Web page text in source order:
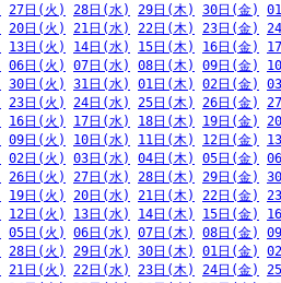
27日(火) 28日(水) 29日(木) 30日(金)
20日(火) 21日(水) 22日(木) 23日(金)
13日(火) 14日(水) 15日(木) 16日(金)
06日(火) 07日(水) 08日(木) 09日(金)
30日(火) 31日(水) 01日(木) 02日(金)
23日(火) 24日(水) 25日(木) 26日(金)
16日(火) 17日(水) 18日(木) 19日(金)
09日(火) 10日(水) 11日(木) 12日(金)
02日(火) 03日(水) 04日(木) 05日(金)
26日(火) 27日(水) 28日(木) 29日(金)
19日(火) 20日(水) 21日(木) 22日(金)
12日(火) 13日(水) 14日(木) 15日(金)
05日(火) 06日(水) 07日(木) 08日(金)
28日(火) 29日(水) 30日(木) 01日(金)
21日(火) 22日(水) 23日(木) 24日(金)